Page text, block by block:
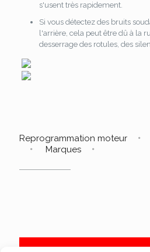
s'usent très rapidement.
Si vous détectez des bruits
l'arrière, cela peut être dû à la
desserrage des rotules, des
Reprogrammation moteur
Marques